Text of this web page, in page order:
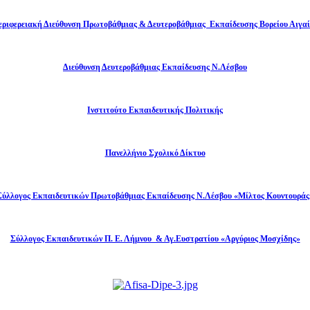
Διεύθυνση Πρωτοβάθμιας & Δευτεροβάθμιας Εκπαίδευσης Βορείου
Διεύθυνση Δευτεροβάθμιας Εκπαίδευσης Ν.Λέσβου
Ινστιτούτο Εκπαιδευτικής Πολιτικής
Πανελλήνιο Σχολικό Δίκτυο
Εκπαιδευτικών Πρωτοβάθμιας Εκπαίδευσης Ν.Λέσβου «Μίλτος
Σύλλογος Εκπαιδευτικών Π. Ε. Λήμνου & Αγ.Ευστρατίου «Αργύριος Μοσχίδης»